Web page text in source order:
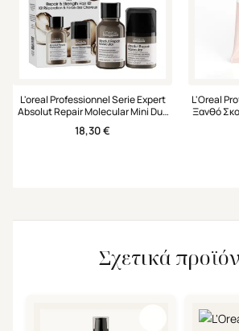
L'oreal Professionnel Serie Expert
Absolut Repair Molecular Mini Duo
Set Σαμπουάν & Leave-in Μάσκα
18,30€
L'Oreal
Ξανθό
Σχετικά